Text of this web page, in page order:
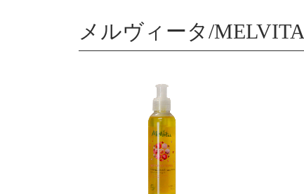
メルヴィータ/MELVITA